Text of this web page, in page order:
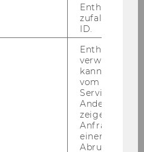
Brüsseler
der Ausschreibung
senden.
Bil­dung, Au­dio­vi­su­el­
ver­öf­fent­lich­te2 Stel­
und Kom­mu­ni­
Enthält eine
ID.
Enthält ein
verwendet
kann, um
vom AMP-
Service
Andere
zeigen Opt-
Anfrage im
einen Fehler
Abrufen